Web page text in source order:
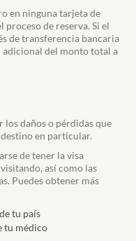
en ninguna tarjeta de
de reserva. Si el
de transferencia bancaria
del monto total a
los daños o pérdidas que
en particular.
de tener la visa
así como las
Puedes obtener más
tu país
tu médico